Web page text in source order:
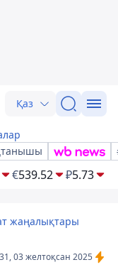
Қаз
€539.52 ₽5.73
жаңалықтары
03 желтоқсан 2025